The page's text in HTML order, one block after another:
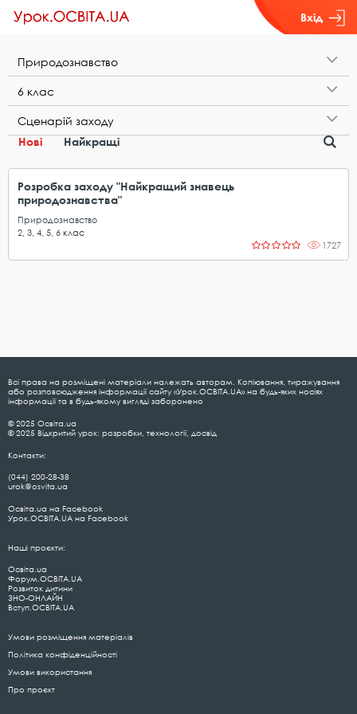
Вхід
П​р​и​р​о​д​о​з​н​а​в​с​т​в​о
6​ ​к​л​а​с
С​ц​е​н​а​р​і​й​ ​з​а​х​о​д​у
Нові
Найкращі
Розробка заходу "Найкращий знавець
природознавства"
Природознавство
2 3 4 5 6 клас
1727
Всі права на розміщені матеріали належать авторам. Копіювання, тиражування
або розповсюдження інформації сайту «Урок.ОСВІТА.UA» на будь-яких носіях
інформації та в будь-якому вигляді заборонено
© 2025 Освіта.ua
© 2025 Відкритий урок: розробки, технології, досвід
Контакти:
(044) 200-28-38
urok@osvita.ua
Освіта.ua на Facebook
Урок.ОСВІТА.UA на Facebook
Наші проєкти:
Освіта.ua
Форум.ОСВІТА.UA
Розвиток дитини
ЗНО-ОНЛАЙН
Вступ.ОСВІТА.UA
Умови розміщення матеріалів
Політика конфіденційності
Умови використання
Про проєкт